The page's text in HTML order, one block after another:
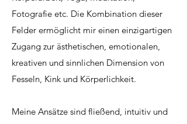
Fotografie etc. Die Kombination dieser
Felder ermöglicht mir einen einzigartigen
Zugang zur ästhetischen, emotionalen,
kreativen und sinnlichen Dimension von
Fesseln, Kink und Körperlichkeit.
Meine Ansätze sind fließend, intuitiv und